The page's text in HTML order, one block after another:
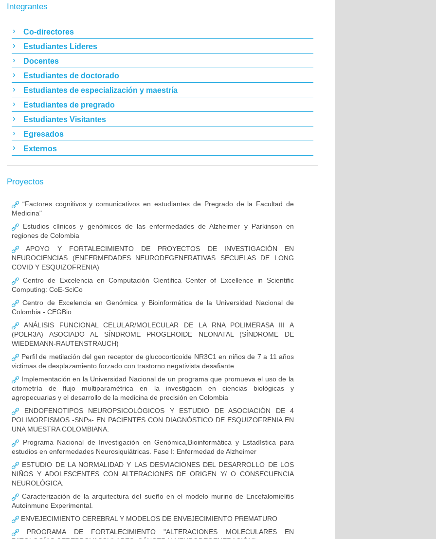
Integrantes
Co-directores
Estudiantes Líderes
Docentes
Estudiantes de doctorado
Estudiantes de especialización y maestría
Estudiantes de pregrado
Estudiantes Visitantes
Egresados
Externos
Proyectos
“Factores cognitivos y comunicativos en estudiantes de Pregrado de la Facultad de
Medicina"
Estudios clínicos y genómicos de las enfermedades de Alzheimer y Parkinson en
regiones de Colombia
APOYO Y FORTALECIMIENTO DE PROYECTOS DE INVESTIGACIÓN EN
NEUROCIENCIAS (ENFERMEDADES NEURODEGENERATIVAS SECUELAS DE LONG
COVID Y ESQUIZOFRENIA)
Centro de Excelencia en Computación Cientifica Center of Excellence in Scientific
Computing: CoE-SciCo
Centro de Excelencia en Genómica y Bioinformática de la Universidad Nacional de
Colombia - CEGBio
ANÁLISIS FUNCIONAL CELULAR/MOLECULAR DE LA RNA POLIMERASA III A
(POLR3A) ASOCIADO AL SÍNDROME PROGEROIDE NEONATAL (SÍNDROME DE
WIEDEMANN-RAUTENSTRAUCH)
Perfil de metilación del gen receptor de glucocorticoide NR3C1 en niños de 7 a 11 años
victimas de desplazamiento forzado con trastorno negativista desafiante.
Implementación en la Universidad Nacional de un programa que promueva el uso de la
citometría de flujo multiparamétrica en la investigacin en ciencias biológicas y
agropecuarias y el desarrollo de la medicina de precisión en Colombia
ENDOFENOTIPOS NEUROPSICOLÓGICOS Y ESTUDIO DE ASOCIACIÓN DE 4
POLIMORFISMOS -SNPs- EN PACIENTES CON DIAGNÓSTICO DE ESQUIZOFRENIA EN
UNA MUESTRA COLOMBIANA.
Programa Nacional de Investigación en Genómica,Bioinformática y Estadística para
estudios en enfermedades Neurosiquiátricas. Fase I: Enfermedad de Alzheimer
ESTUDIO DE LA NORMALIDAD Y LAS DESVIACIONES DEL DESARROLLO DE LOS
NIÑOS Y ADOLESCENTES CON ALTERACIONES DE ORIGEN Y/ O CONSECUENCIA
NEUROLÓGICA.
Caracterización de la arquitectura del sueño en el modelo murino de Encefalomielitis
Autoinmune Experimental.
ENVEJECIMIENTO CEREBRAL Y MODELOS DE ENVEJECIMIENTO PREMATURO
PROGRAMA DE FORTALECIMIENTO "ALTERACIONES MOLECULARES EN